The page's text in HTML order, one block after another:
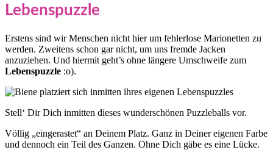
Lebenspuzzle
Erstens sind wir Menschen nicht hier um fehlerlose Marionetten zu
werden. Zweitens schon gar nicht, um uns fremde Jacken
anzuziehen. Und hiermit geht’s ohne längere Umschweife zum
Lebenspuzzle :o).
Stell‘ Dir Dich inmitten dieses wunderschönen Puzzleballs vor.
Völlig „eingerastet“ an Deinem Platz. Ganz in Deiner eigenen Farbe
und dennoch ein Teil des Ganzen. Ohne Dich gäbe es eine Lücke.